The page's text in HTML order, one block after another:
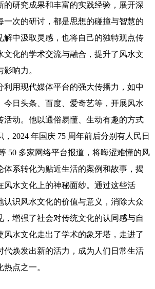
的研究成果和丰富的实践经验，展开深
一次的研讨，都是思想的碰撞与智慧的
解中汲取灵感，也将自己的独特观点传
文化的学术交流与融合，提升了风水文
响力。
用现代媒体平台的强大传播力，如中
今日头条、百度、爱奇艺等，开展风水
活动。他以通俗易懂、生动有趣的方式
2024 年国庆 75 周年前后分别有人民日
50 多家网络平台报道，将晦涩难懂的风
体系转化为贴近生活的案例和故事，揭
风水文化上的神秘面纱。通过这些活
认识风水文化的价值与意义，消除大众
，增强了社会对传统文化的认同感与自
风水文化走出了学术的象牙塔，走进了
代焕发出新的活力，成为人们日常生活
点之一。